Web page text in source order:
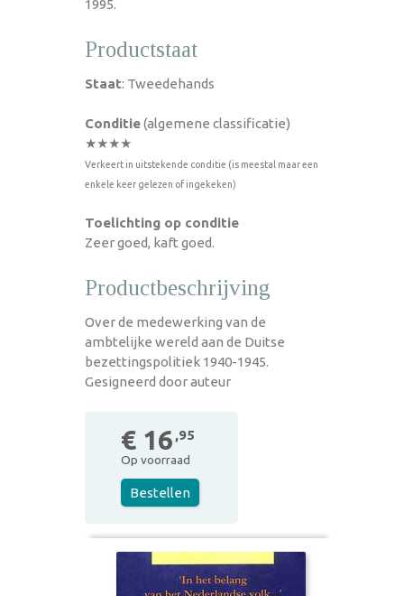
1995.
Productstaat
Staat: Tweedehands
Conditie(algemene classificatie)
★★★★
Verkeert in uitstekende conditie (is meestal maar een
enkele keer gelezen of ingekeken)
Toelichting op conditie
Zeer goed, kaft goed.
Productbeschrijving
Over de medewerking van de
ambtelijke wereld aan de Duitse
bezettingspolitiek 1940-1945.
Gesigneerd door auteur
€ 16 ,95
Op voorraad
Bestellen